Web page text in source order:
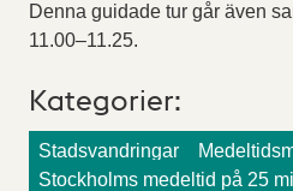
Denna guidade tur går även
11.00–11.25.
Kategorier:
Stadsvandringar
Stockholms medeltid på 25